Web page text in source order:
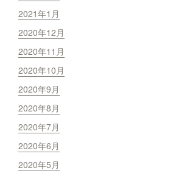
2021年1月
2020年12月
2020年11月
2020年10月
2020年9月
2020年8月
2020年7月
2020年6月
2020年5月